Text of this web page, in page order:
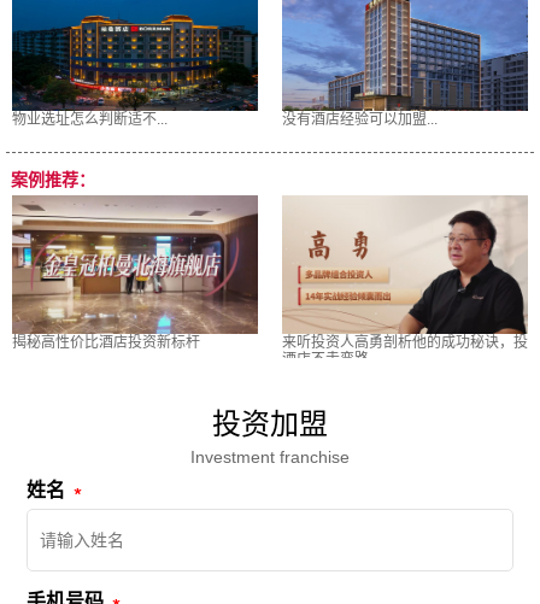
物业选址怎么判断适不... 没有酒店经验可以加盟...
案例推荐：
揭秘高性价比酒店投资新标杆
来听投资人高勇剖析他的成功秘诀，投
酒店不走弯路
投资加盟
Investment franchise
姓名